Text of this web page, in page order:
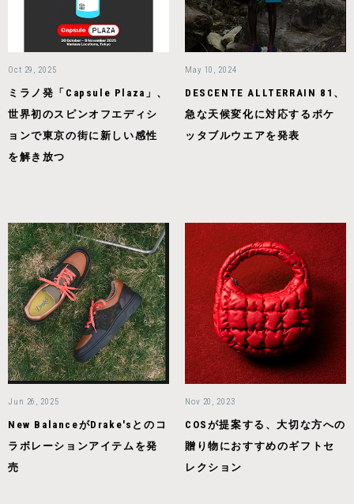
Oct 29, 2025
ミラノ発「Capsule Plaza」、
世界初のスピンオフエディシ
ョンで東京の街に新しい感性
を解き放つ
May 10, 2024
DESCENTE ALLTERRAIN 81、
急な天候変化に対応するポケ
ッタブルウエアを発表
Jun 26, 2025
New BalanceがDrake'sとのコ
ラボレーションアイテムを発
売
Nov 20, 2023
COSが提案する、大切な方への
贈り物におすすめのギフトセ
レクション